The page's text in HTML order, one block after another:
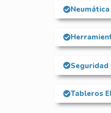
Neumática
Seguridad
Tableros